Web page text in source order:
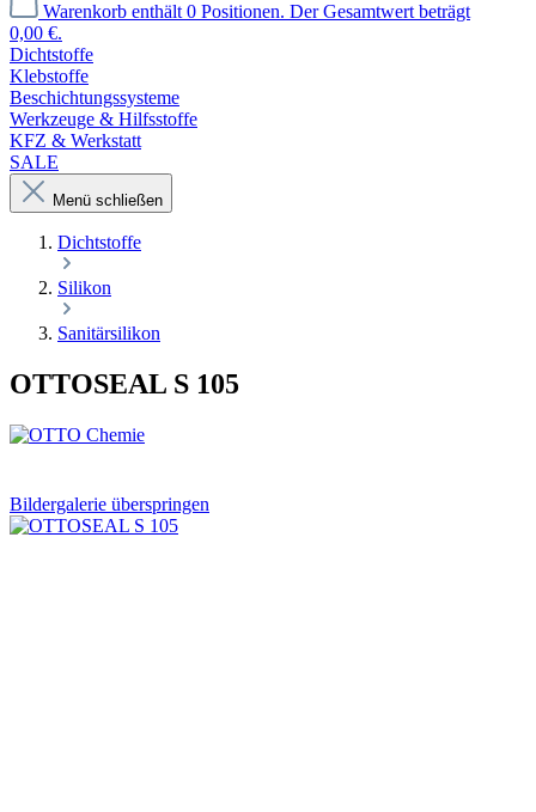
Warenkorb enthält 0 Positionen. Der Gesamtwert beträgt
0,00 €.
Dichtstoffe
Klebstoffe
Beschichtungssysteme
Werkzeuge & Hilfsstoffe
KFZ & Werkstatt
SALE
Menü schließen
Dichtstoffe
Silikon
Sanitärsilikon
OTTOSEAL S 105
Bildergalerie überspringen